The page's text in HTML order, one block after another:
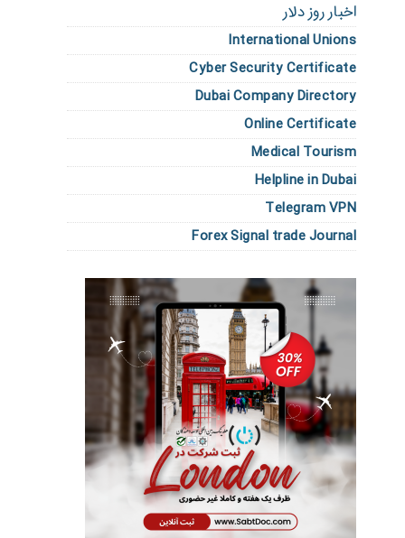
اخبار روز دلار
International Unions
Cyber Security Certificate
Dubai Company Directory
Online Certificate
Medical Tourism
Helpline in Dubai
Telegram VPN
Forex Signal trade Journal